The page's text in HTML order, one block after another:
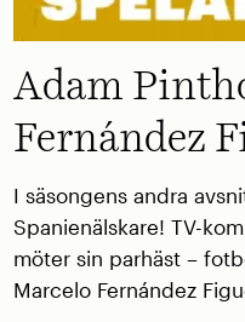
Adam
Fernández
I säsongens andra
Spanienälskare! TV-
möter sin parhäst –
Marcelo Fernández